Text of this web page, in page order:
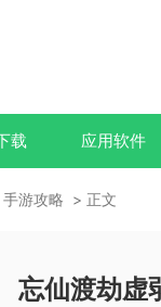
载 应用软件
手游攻略 正文
忘仙渡劫虚